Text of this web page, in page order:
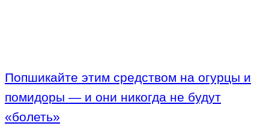
Попшикайте этим средством на огурцы и
помидоры — и они никогда не будут
«болеть»